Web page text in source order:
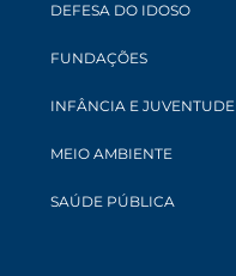
DEFESA DO IDOSO
FUNDAÇÕES
INFÂNCIA E JUVENTUDE
MEIO AMBIENTE
SAÚDE PÚBLICA